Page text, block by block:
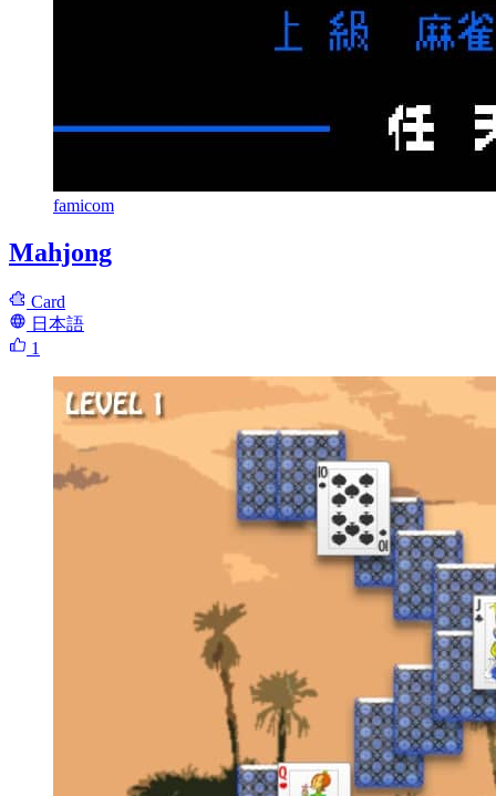
famicom
Mahjong
Card
日本語
1